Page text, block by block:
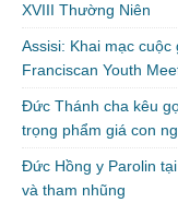
XVIII Thường Niên
Assisi: Khai mạc cuộc
Franciscan Youth
Đức Thánh cha kêu
trọng phẩm giá con
Đức Hồng y Parolin
và tham nhũng